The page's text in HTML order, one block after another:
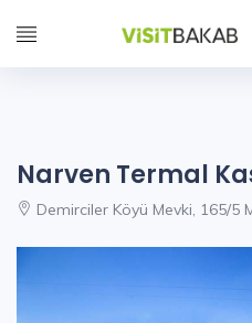
Narven Termal
Demirciler Köyü Mevki, 165/5